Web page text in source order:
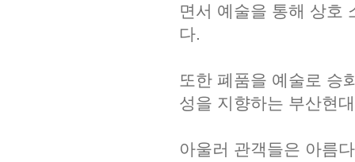
면서 예술을 통해 상호
다.
또한 폐품을 예술로 승
성을 지향하는 부산현
아울러 관객들은 아름